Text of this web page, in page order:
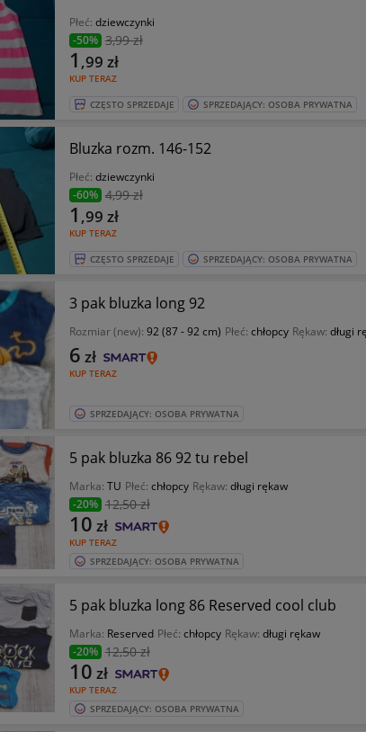
Płeć: dziewczynki
-50% 3,99 zł
KUP TERAZ
1 ,99 zł
CZĘSTO SPRZEDAJE SPRZEDAJĄCY: OSOBA PRYWATNA
Bluzka rozm. 146-152
Płeć: dziewczynki
-60% 4,99 zł
KUP TERAZ
1 ,99 zł
CZĘSTO SPRZEDAJE SPRZEDAJĄCY: OSOBA PRYWATNA
3 pak bluzka long 92
Rozmiar (new): 92 (87 - 92 cm) Płeć: chłopcy Rękaw: długi
KUP TERAZ
6 zł
SPRZEDAJĄCY: OSOBA PRYWATNA
5 pak bluzka 86 92 tu rebel
Marka: TU Płeć: chłopcy Rękaw: długi rękaw
-20% 12,50 zł
KUP TERAZ
10 zł
SPRZEDAJĄCY: OSOBA PRYWATNA
5 pak bluzka long 86 Reserved cool club
Marka: Reserved Płeć: chłopcy Rękaw: długi rękaw
-20% 12,50 zł
KUP TERAZ
10 zł
SPRZEDAJĄCY: OSOBA PRYWATNA